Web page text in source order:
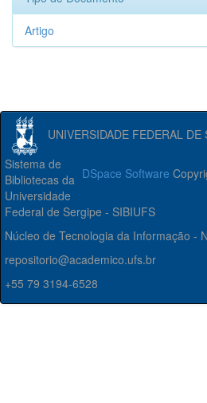
Artigo
UNIVERSIDADE FEDERAL DE
DSpace Software
Sistema de
Bibliotecas da
Universidade
Federal de Sergipe - SIBIUFS
Núcleo de Tecnologia da Informação -
repositorio@academico.ufs.br
+55 79 3194-6528